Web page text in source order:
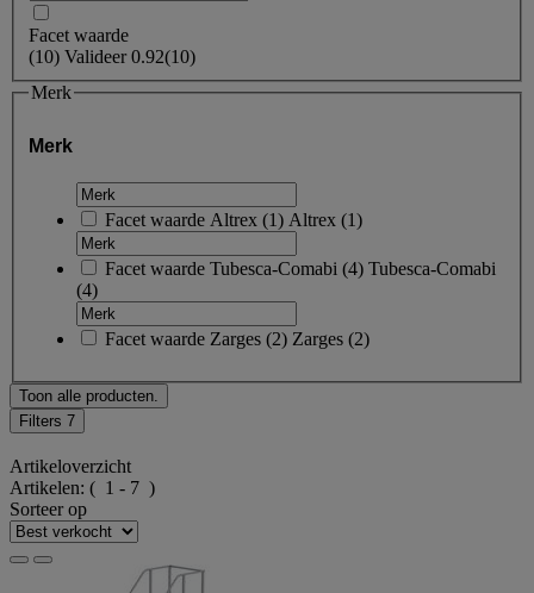
Facet waarde
(10) Valideer0.92(10)
Merk
Merk
Facet waarde Altrex (1) Altrex (1)
Facet waarde Tubesca-Comabi (4) Tubesca-Comabi
(4)
Facet waarde Zarges (2) Zarges (2)
Toon alle producten.
Filters 7
Artikeloverzicht
Artikelen: ( 1 - 7 )
Sorteer op